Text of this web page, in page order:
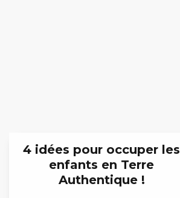
4 idées pour occuper les
enfants en Terre
Authentique !